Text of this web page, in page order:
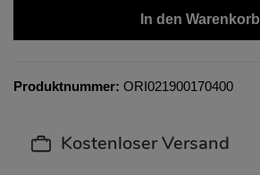
In den Warenkorb
Produktnummer: ORI021900170400
Kostenloser Versand